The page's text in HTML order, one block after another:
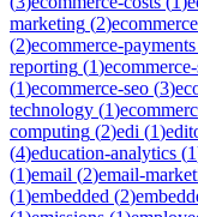
marketing (2)
(2)ecommerce-payments
reporting (1)
(1)ecommerce-seo (3)
technology (1)
computing (2)edi (1)
(4)education-analytics (1
(1)email (2)email-
(1)embedded (2)